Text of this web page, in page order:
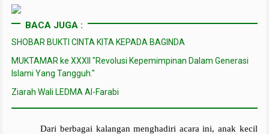
BACA JUGA :
SHOBAR BUKTI CINTA KITA KEPADA BAGINDA
MUKTAMAR ke XXXII "Revolusi Kepemimpinan Dalam Generasi
Islami Yang Tangguh."
Ziarah Wali LEDMA Al-Farabi
Dari berbagai kalangan menghadiri acara ini, anak kecil